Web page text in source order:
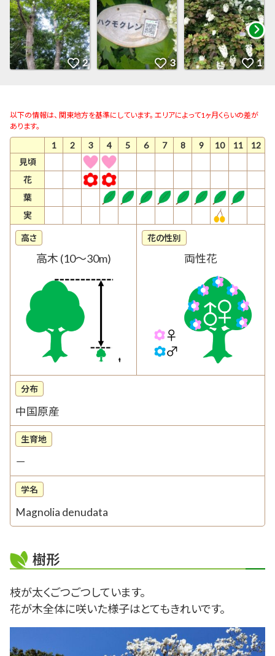
以下の情報は、 関東地方を基準にしています。 エリアによって1ヶ月くらいの差が
あります。
1 2 3 4 5 6 7 8 9 10 11
12
見頃
花
葉
実
高さ
高木 (10～30m)
花の性別
両性花
分布
中国原産
生育地
－
学名
Magnolia denudata
樹形
枝が太くごつごつしています。
花が木全体に咲いた様子はとてもきれいです。